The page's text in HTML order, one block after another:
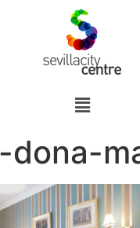
dona-